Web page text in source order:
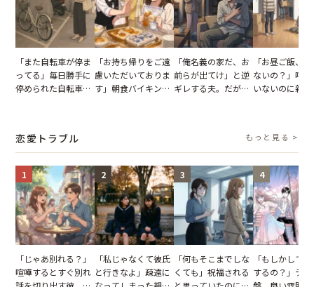
「また自転車が停ま
ってる」毎日勝手に
停められた自転車。
「お持ち帰りをご遠
慮いただいておりま
す」朝食バイキング
「俺名義の家だ、お
前らが出てけ」と逆
ギレする夫。だが、
「お昼ご飯、
ないの？」呼
いないのに新
恋愛トラブル もっと見る >
1
「じゃあ別れる？」
喧嘩するとすぐ別れ
2
「私じゃなくて彼氏
と行きなよ」疎遠に
3
「何もそこまでしな
くても」祝福される
4
「もしかして…
するの？」デ